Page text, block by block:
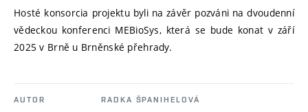
Hosté konsorcia projektu byli na závěr pozváni na dvoudenní
vědeckou konferenci MEBioSys, která se bude konat v září
2025 v Brně u Brněnské přehrady.
AUTOR
RADKA ŠPANIHELOVÁ